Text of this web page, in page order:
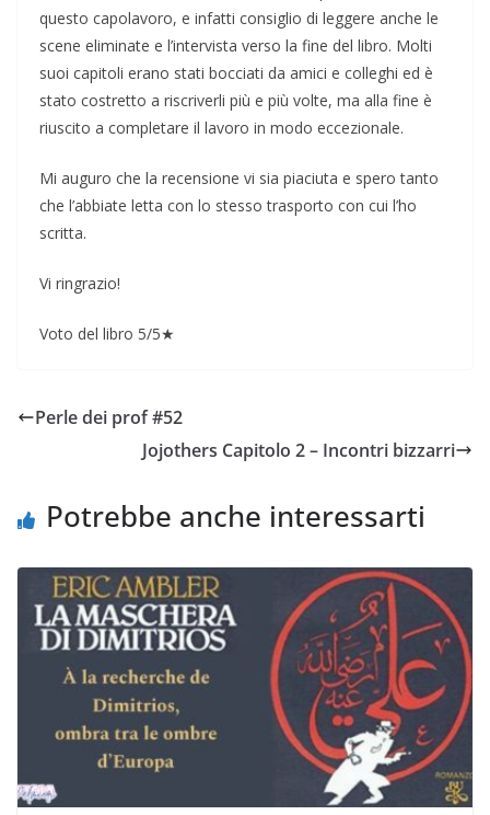
questo capolavoro, e infatti consiglio di leggere anche le
scene eliminate e l’intervista verso la fine del libro. Molti
suoi capitoli erano stati bocciati da amici e colleghi ed è
stato costretto a riscriverli più e più volte, ma alla fine è
riuscito a completare il lavoro in modo eccezionale.
Mi auguro che la recensione vi sia piaciuta e spero tanto
che l’abbiate letta con lo stesso trasporto con cui l’ho
scritta.
Vi ringrazio!
Voto del libro 5/5★
Perle dei prof #52
Jojothers Capitolo 2 – Incontri bizzarri
Potrebbe anche interessarti